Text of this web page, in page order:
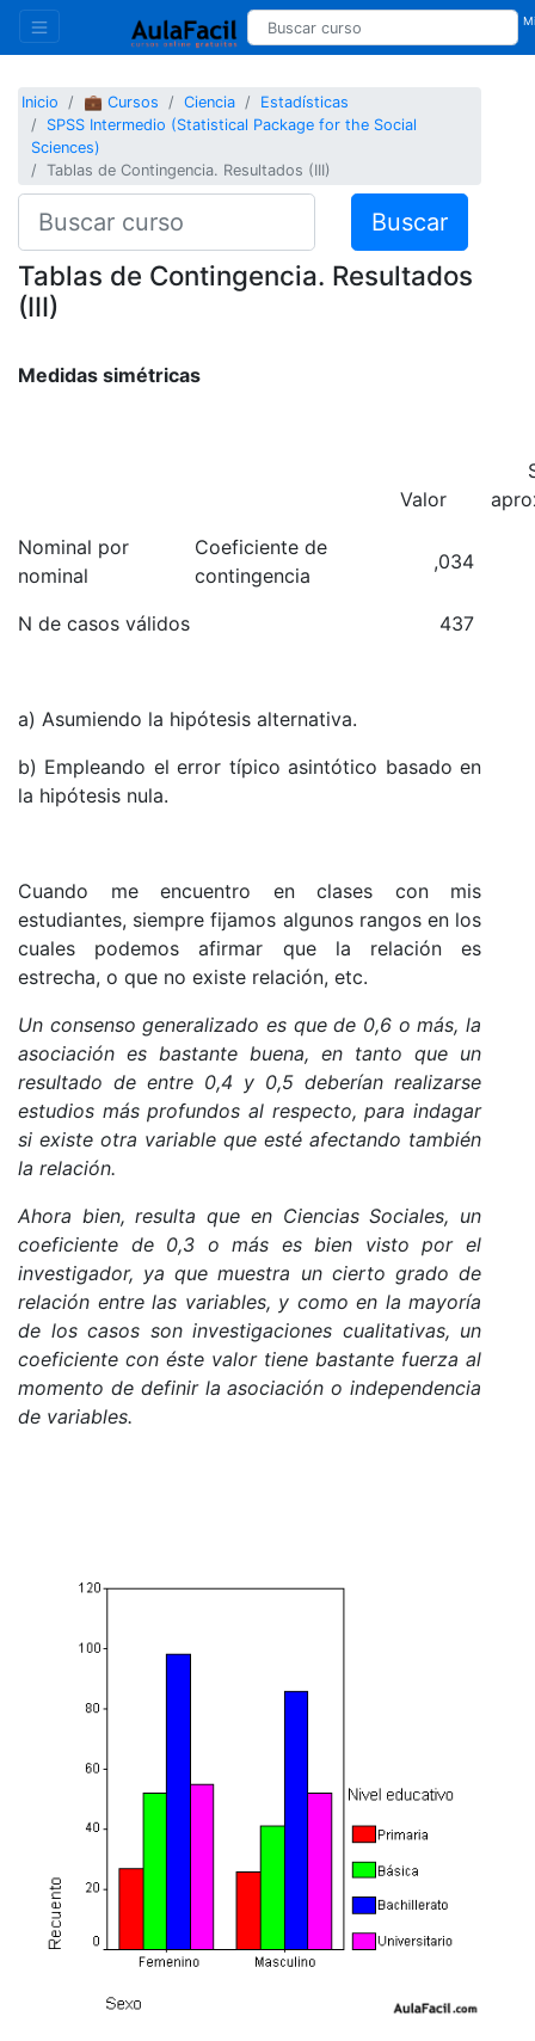
Inicio 💼 Cursos Ciencia
Estadísticas
SPSS Intermedio (Statistical Package for the Social
Sciences)
Tablas de Contingencia. Resultados (III)
Buscar
Tablas de Contingencia. Resultados
(III)
Medidas simétricas
Valor
Nominal por
nominal
Coeficiente de
contingencia
,034
N de casos válidos 437
a) Asumiendo la hipótesis alternativa.
b) Empleando el error típico asintótico basado en
la hipótesis nula.
Cuando me encuentro en clases con mis
estudiantes, siempre fijamos algunos rangos en los
cuales podemos afirmar que la relación es
estrecha, o que no existe relación, etc.
Un consenso generalizado es que de 0,6 o más, la
asociación es bastante buena, en tanto que un
resultado de entre 0,4 y 0,5 deberían realizarse
estudios más profundos al respecto, para indagar
si existe otra variable que esté afectando también
la relación.
Ahora bien, resulta que en Ciencias Sociales, un
coeficiente de 0,3 o más es bien visto por el
investigador, ya que muestra un cierto grado de
relación entre las variables, y como en la mayoría
de los casos son investigaciones cualitativas, un
coeficiente con éste valor tiene bastante fuerza al
momento de definir la asociación o independencia
de variables.